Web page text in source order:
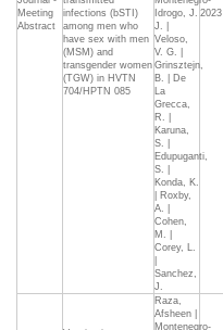
Meeting
Abstract
infections (bSTI)
among men who
have sex with men
(MSM) and
transgender women
(TGW) in HVTN
704/HPTN 085
Idrogo, J.
J. |
Veloso,
V. G. |
Grinsztejn,
B. | De
La
Grecca,
R. |
Karuna,
S. |
Edupuganti,
S. |
Konda, K.
| Roxby,
A. |
Cohen,
M. |
Corey, L.
Sanchez,
J.
2023
Raza,
Afsheen |
Montenegro-